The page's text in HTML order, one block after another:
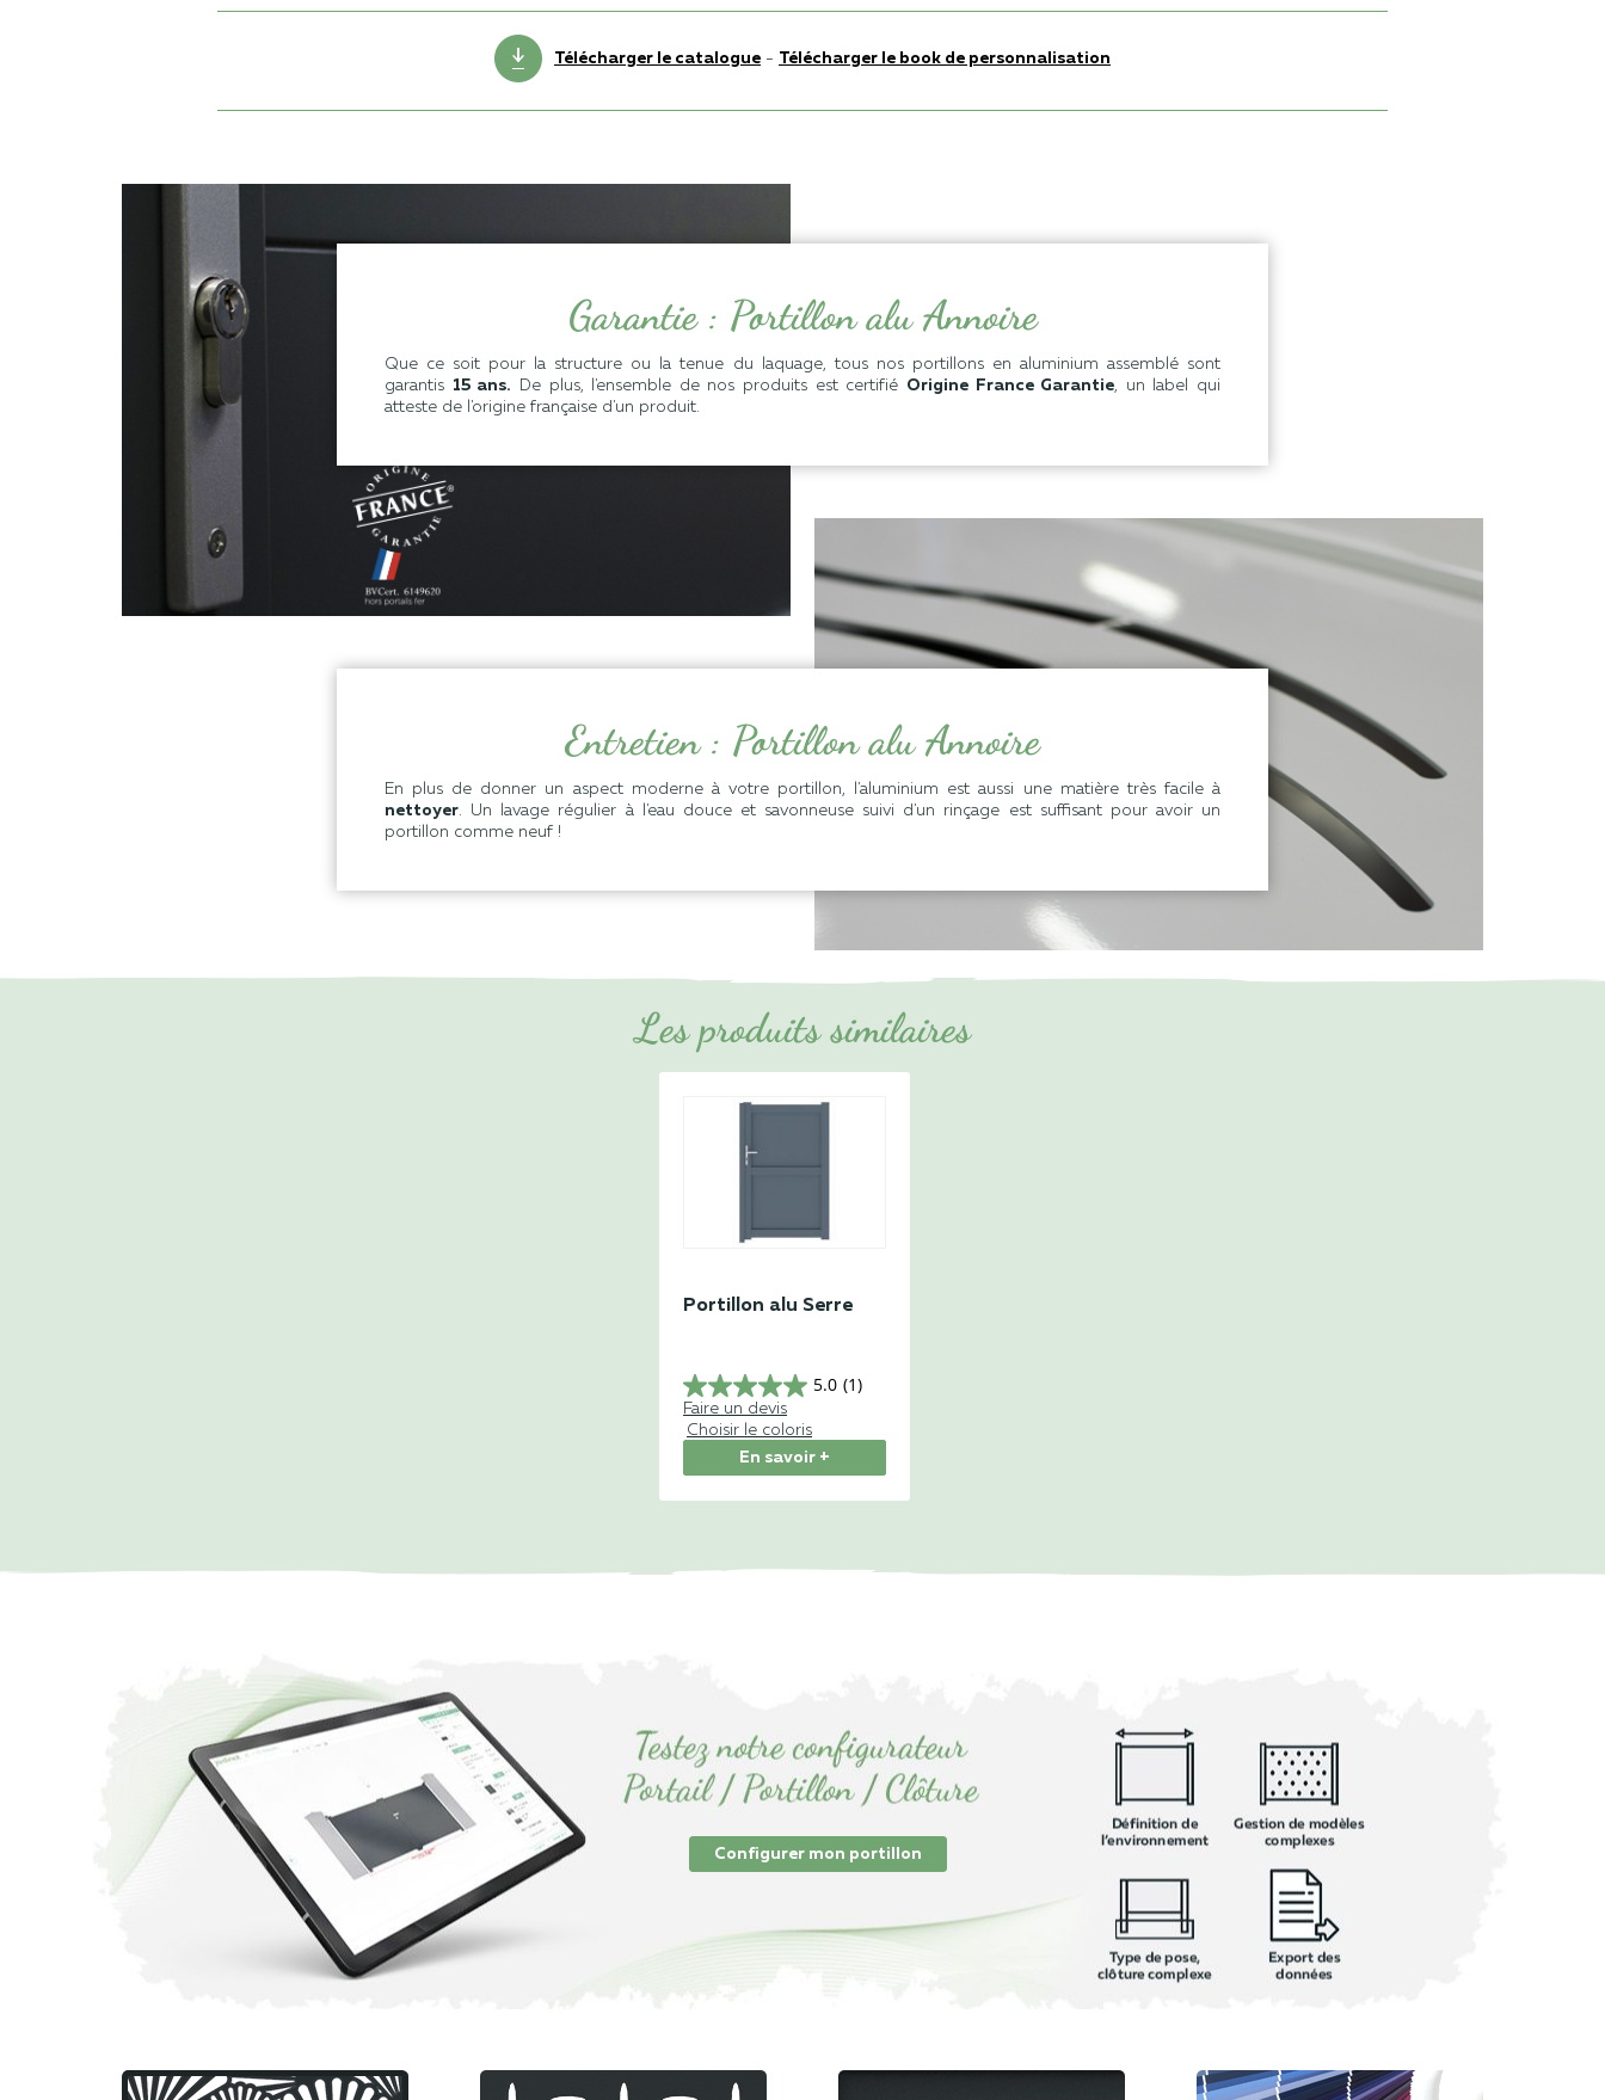
Télécharger le catalogue - Télécharger le book de personnalisation
Garantie : Portillon alu Annoire
Que ce soit pour la structure ou la tenue du laquage, tous nos portillons en aluminium assemblé sont
garantis 15 ans. De plus, l'ensemble de nos produits est certifié Origine France Garantie , un label qui
atteste de l'origine française d'un produit.
Entretien : Portillon alu Annoire
En plus de donner un aspect moderne à votre portillon, l'aluminium est aussi une matière très facile à
nettoyer . Un lavage régulier à l'eau douce et savonneuse suivi d'un rinçage est suffisant pour avoir un
portillon comme neuf !
Les produits similaires
Portillon alu Serre
5.0 (1)
Faire un devis
Choisir le coloris
En savoir +
Configurer mon portillon